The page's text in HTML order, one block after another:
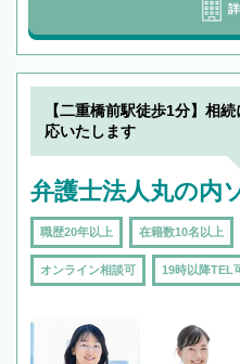
【二重橋前駅徒歩1分】相
応いたします
弁護士法人丸の内
職歴20年以上 在籍数10名以上
オンライン相談可 19時以降TEL